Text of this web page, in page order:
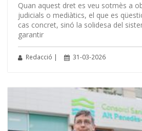
Quan aquest dret es veu sotmès a
judicials o mediàtics, el que es
cas concret, sinó la solidesa del
garantir
Redacció | 31-03-2026